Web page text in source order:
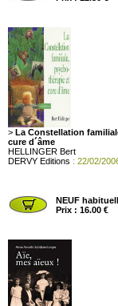
> La Constellation
cure d´âme
HELLINGER Bert
DERVY Editions : 22/02/
NEUF
Prix : 16.00 €